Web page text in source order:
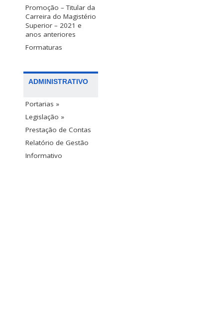
Promoção – Titular da
Carreira do Magistério
Superior – 2021 e
anos anteriores
Formaturas
ADMINISTRATIVO
Portarias »
Legislação »
Prestação de Contas
Relatório de Gestão
Informativo